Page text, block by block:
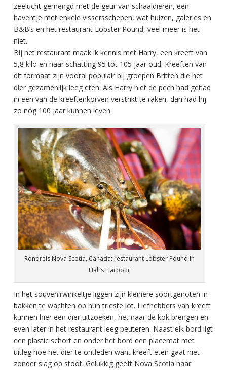
zeelucht gemengd met de geur van schaaldieren, een
haventje met enkele vissersschepen, wat huizen, galeries en
B&B’s en het restaurant Lobster Pound, veel meer is het
niet.
Bij het restaurant maak ik kennis met Harry, een kreeft van
5,8 kilo en naar schatting 95 tot 105 jaar oud. Kreeften van
dit formaat zijn vooral populair bij groepen Britten die het
dier gezamenlijk leeg eten. Als Harry niet de pech had gehad
in een van de kreeftenkorven verstrikt te raken, dan had hij
zo nóg 100 jaar kunnen leven.
Rondreis Nova Scotia, Canada: restaurant Lobster Pound in
Hall’s Harbour
In het souvenirwinkeltje liggen zijn kleinere soortgenoten in
bakken te wachten op hun trieste lot. Liefhebbers van kreeft
kunnen hier een dier uitzoeken, het naar de kok brengen en
even later in het restaurant leeg peuteren. Naast elk bord ligt
een plastic schort en onder het bord een placemat met
uitleg hoe het dier te ontleden want kreeft eten gaat niet
zonder slag op stoot. Gelukkig geeft Nova Scotia haar